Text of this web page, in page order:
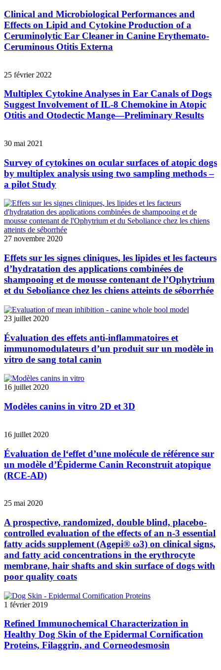
Clinical and Microbiological Performances and
Effects on Lipid and Cytokine Production of a
Ceruminolytic Ear Cleaner in Canine Erythemato-
Ceruminous Otitis Externa
25 février 2022
Multiplex Cytokine Analyses in Ear Canals of Dogs
Suggest Involvement of IL-8 Chemokine in Atopic
Otitis and Otodectic Mange—Preliminary Results
30 mai 2021
Survey of cytokines on ocular surfaces of atopic dogs
by multiplex analysis using two sampling methods –
a pilot Study
27 novembre 2020
Effets sur les signes cliniques, les lipides et les facteurs
d’hydratation des applications combinées de
shampooing et de mousse contenant de l’Ophytrium
et du Seboliance chez les chiens atteints de séborrhée
23 juillet 2020
Évaluation des effets anti-inflammatoires et
immunomodulateurs d’un produit sur un modèle in
vitro de sang total canin
16 juillet 2020
Modèles canins in vitro 2D et 3D
16 juillet 2020
Évaluation de l‘effet d’une molécule de référence sur
un modèle d’Épiderme Canin Reconstruit atopique
(RCE-AD)
25 mai 2020
A prospective, randomized, double blind, placebo-
controlled evaluation of the effects of an n-3 essential
fatty acids supplement (Agepi® ω3) on clinical signs,
and fatty acid concentrations in the erythrocyte
membrane, hair shafts and skin surface of dogs with
poor quality coats
1 février 2019
Refined Immunochemical Characterization in
Healthy Dog Skin of the Epidermal Cornification
Proteins, Filaggrin, and Corneodesmosin